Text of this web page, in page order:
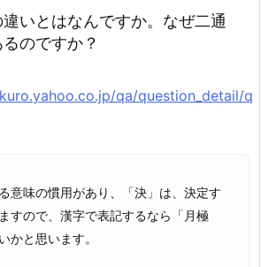
いとはなんですか。なぜ二通
のですか？
qa/question_detail/q
意味の慣用があり、「決」は、決定す
すので、漢字で表記するなら「月極
かと思います。